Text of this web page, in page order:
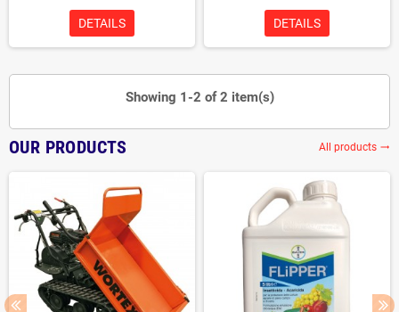
DETAILS DETAILS
Showing 1-2 of 2 item(s)
OUR PRODUCTS All products trending_flat